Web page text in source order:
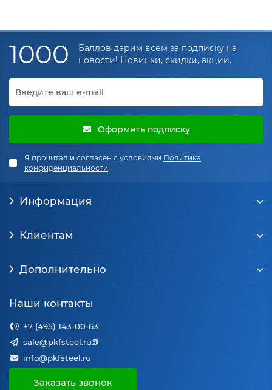
1000
Баллов дарим всем за подписку на
новости! Новинки, скидки, акции.
Оформить подписку
Я прочитал и согласен с условиями Политика
конфиденциальности
Информация
Клиентам
Дополнительно
Наши контакты
+7 (495) 143-00-63
sale@pkfsteel.ru
info@pkfsteel.ru
Заказать звонок